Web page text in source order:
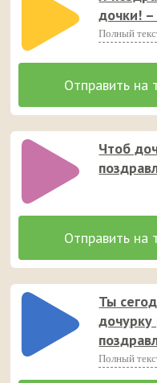
дочки! –
Полный
Чтоб
Ты
Полный